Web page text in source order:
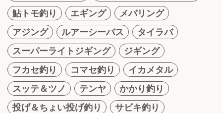
鮎トモ釣り
エギング
メバリング
アジング
ルアーシーバス
タイラバ
スーパーライトジギング
ジギング
フカセ釣り
コマセ釣り
イカメタル
スッテ＆ツノ
テンヤ
かかり釣り
投げ＆ちょい投げ釣り
サビキ釣り